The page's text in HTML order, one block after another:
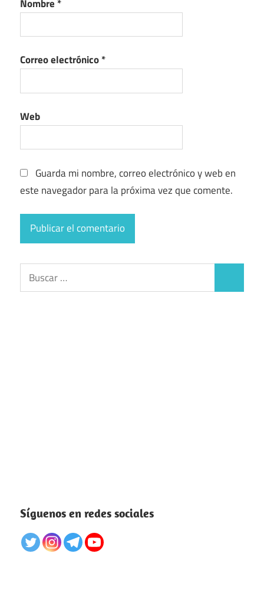
Nombre *
Correo electrónico*
Web
Guarda mi nombre, correo electrónico y web en
este navegador para la próxima vez que comente.
Buscar:
Síguenos en redes sociales